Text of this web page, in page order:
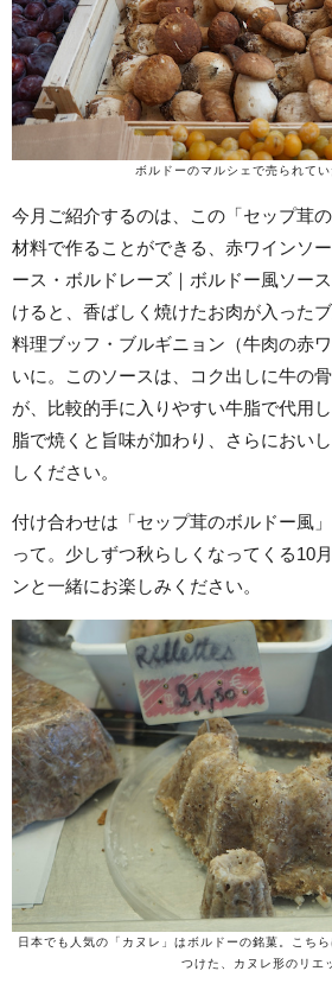
ボルドーのマルシェで売られて
今月ご紹介するのは、この「セップ茸
材料で作ることができる、赤ワインソ
ース・ボルドレーズ｜ボルドー風ソー
けると、香ばしく焼けたお肉が入った
料理ブッフ・ブルギニョン（牛肉の赤
いに。このソースは、コク出しに牛の
が、比較的手に入りやすい牛脂で代用
脂で焼くと旨味が加わり、さらにおい
しください。
付け合わせは「セップ茸のボルドー風
って。少しずつ秋らしくなってくる10
ンと一緒にお楽しみください。
日本でも人気の「カヌレ」はボルドーの銘菓。こち
つけた、カヌレ形のリエ